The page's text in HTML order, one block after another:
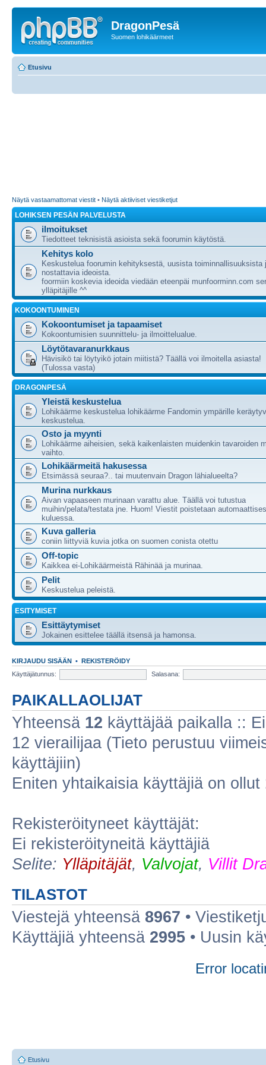
DragonPesä
Suomen lohikäärmeet
Etusivu
Näytä vastaamattomat viestit • Näytä aktiiviset viestiketjut
LOHIKSEN PESÄN PALVELUSTA
ilmoitukset
Tiedotteet teknisistä asioista sekä foorumin käytöstä.
Kehitys kolo
Keskustelua foorumin kehityksestä, uusista toiminnallisuuksista
nostattavia ideoista.
foormiin koskevia ideoida viedään eteenpäi munfoorminn.com
ylläpitäjille ^^
KOKOONTUMINEN
Kokoontumiset ja tapaamiset
Kokoontumisien suunnittelu- ja ilmoittelualue.
Löytötavaranurkkaus
Hävisikö tai löytyikö jotain miitistä? Täällä voi ilmoitella asiasta!
(Tulossa vasta)
DRAGONPESÄ
Yleistä keskustelua
Lohikäärme keskustelua lohikäärme Fandomin ympärille
keskustelua.
Osto ja myynti
Lohikäärme aiheisien, sekä kaikenlaisten muidenkin tavaroiden
vaihto.
Lohikäärmeitä hakusessa
Etsimässä seuraa?.. tai muutenvain Dragon lähialueelta?
Murina nurkkaus
Aivan vapaaseen murinaan varattu alue. Täällä voi tutustua
muihin/pelata/testata jne. Huom! Viestit poistetaan
kuluessa.
Kuva galleria
coniin liittyviä kuvia jotka on suomen conista otettu
Off-topic
Kaikkea ei-Lohikäärmeistä Rähinää ja murinaa.
Pelit
Keskustelua peleistä.
ESITYMISET
Esittäytymiset
Jokainen esittelee täällä itsensä ja hamonsa.
KIRJAUDU SISÄÄN • REKISTERÖIDY
Käyttäjätunnus:
Salasana:
PAIKALLAOLIJAT
Yhteensä 12 käyttäjää paikalla ::
12 vierailijaa (Tieto perustuu
käyttäjiin)
Eniten yhtaikaisia käyttäjiä on ollut
Rekisteröityneet käyttäjät:
Ei rekisteröityneitä käyttäjiä
Selite: Ylläpitäjät, Valvojat, Villit
TILASTOT
Viestejä yhteensä 8967 •
Käyttäjiä yhteensä 2995 • Uusin
Error
Etusivu